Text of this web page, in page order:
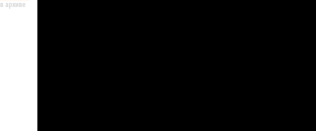
в архиве